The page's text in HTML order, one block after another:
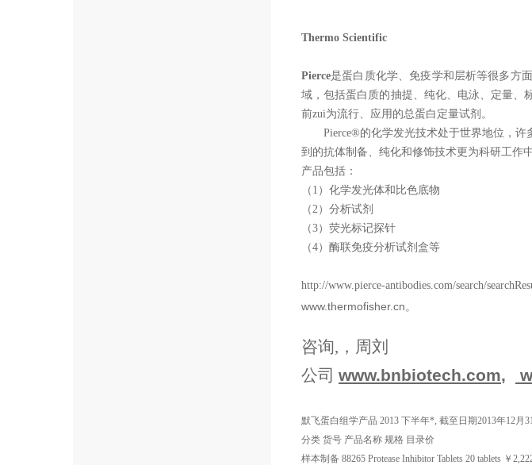
Thermo Scientific
Pierce是蛋白质化学、免疫学和层析等很多方
域，包括蛋白质的抽提、纯化、电泳、定量、
前zui为流行、应用的总蛋白定量试剂。
Pierce®的化学发光技术处于世界地位，许
到的抗体制备、纯化和修饰技术更为科研工作
产品包括：
（ 1 ）化学发光体和比色底物
（2）分析试剂
（3）荧光标记探针
（4）酶联免疫分析试剂盒等
http://www.pierce-antibodies.com/search/
www.thermofisher.cn。
咨询,，周刘
公司 www.bnbiotech.com,
默飞蛋白组学产品 2013 下半年*, 截至日期2013年12月
分类 货号 产品名称 规格 目录价
样本制备 88265 Protease Inhibitor Tablets 20 tablets ￥